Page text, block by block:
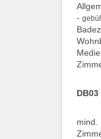
-
mind.